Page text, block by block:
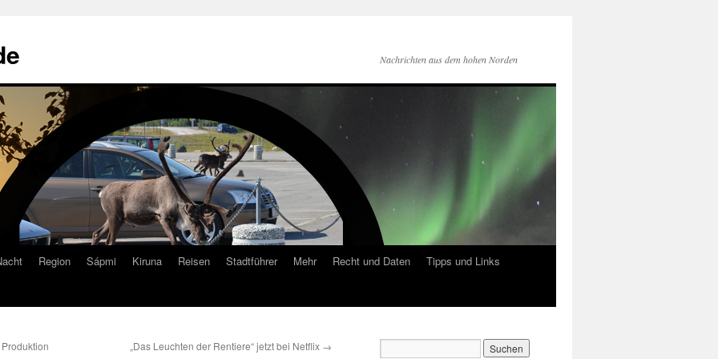
Nachrichten aus dem hohen Norden
Region Sápmi Kiruna Reisen Stadtführer Mehr Recht und Daten
Tipps und Links
„Das Leuchten der Rentiere“ jetzt bei Netflix →